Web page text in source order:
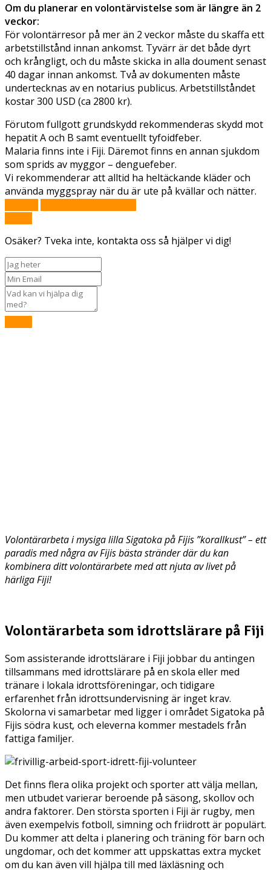
Om du planerar en volontärvistelse som är längre än 2
veckor:
För volontärresor på mer än 2 veckor måste du skaffa ett
arbetstillstånd innan ankomst. Tyvärr är det både dyrt
och krångligt, och du måste skicka in alla doument senast
40 dagar innan ankomst. Två av dokumenten måste
undertecknas av en notarius publicus. Arbetstillståndet
kostar 300 USD (ca 2800 kr).
Förutom fullgott grundskydd rekommenderas skydd mot
hepatit A och B samt eventuellt tyfoidfeber.
Malaria finns inte i Fiji. Däremot finns en annan sjukdom
som sprids av myggor – denguefeber.
Vi rekommenderar att alltid ha heltäckande kläder och
använda myggspray när du är ute på kvällar och nätter.
Osäker? Tveka inte, kontakta oss så hjälper vi dig!
Volontärarbeta i mysiga lilla Sigatoka på Fijis ”korallkust” – ett
paradis med några av Fijis bästa stränder där du kan
kombinera ditt volontärarbete med att njuta av livet på
härliga Fiji!
Volontärarbeta som idrottslärare på Fiji
Som assisterande idrottslärare i Fiji jobbar du antingen
tillsammans med idrottslärare på en skola eller med
tränare i lokala idrottsföreningar, och tidigare
erfarenhet från idrottsundervisning är inget krav.
Skolorna vi samarbetar med ligger i området Sigatoka på
Fijis södra kust, och eleverna kommer mestadels från
fattiga familjer.
Det finns flera olika projekt och sporter att välja mellan,
men utbudet varierar beroende på säsong, skollov och
andra faktorer. Den största sporten i Fiji är rugby, men
även exempelvis fotboll, simning och friidrott är populärt.
Du kommer att delta i planering och träning för barn och
ungdomar, och det kommer att uppskattas extra mycket
om du kan även vill hjälpa till med läxläsning och